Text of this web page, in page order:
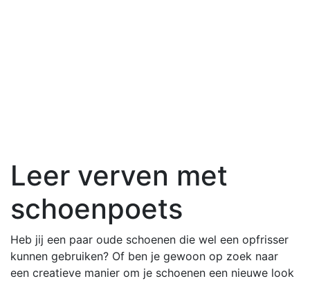
Leer verven met
schoenpoets
Heb jij een paar oude schoenen die wel een opfrisser
kunnen gebruiken? Of ben je gewoon op zoek naar
een creatieve manier om je schoenen een nieuwe look